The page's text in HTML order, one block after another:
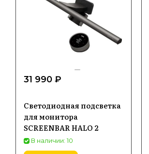
31 990 ₽
Светодиодная подсветка
для монитора
SCREENBAR HALO 2
В наличии: 10